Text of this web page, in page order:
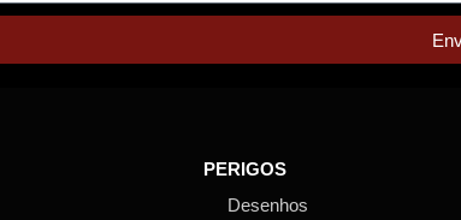
PERIGOS
Desenhos